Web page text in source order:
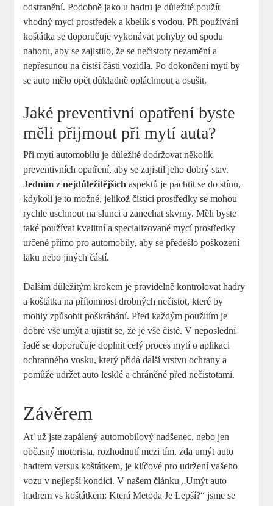
odstranění. Podobně jako u hadru je důležité použít
vhodný mycí prostředek a kbelík s vodou. Při používání
koštátka se doporučuje vykonávat pohyby od spodu
nahoru, aby se zajistilo, že se nečistoty nezamění a
nepřesunou na čistší části vozidla. Po dokončení mytí by
se auto mělo opět důkladně opláchnout a osušit.
Jaké preventivní opatření byste
měli přijmout při mytí auta?
Při mytí automobilu je důležité dodržovat několik
preventivních opatření, aby se zajistil jeho dobrý stav.
Jedním z nejdůležitějších aspektů je pachtit se do stínu,
kdykoli je to možné, jelikož čistící prostředky se mohou
rychle uschnout na slunci a zanechat skvrny. Měli byste
také používat kvalitní a specializované mycí prostředky
určené přímo pro automobily, aby se předešlo poškození
laku nebo jiných částí.
Dalším důležitým krokem je pravidelně kontrolovat hadry
a koštátka na přítomnost drobných nečistot, které by
mohly způsobit poškrábání. Před každým použitím je
dobré vše umýt a ujistit se, že je vše čisté. V neposlední
řadě se doporučuje doplnit celý proces mytí o aplikaci
ochranného vosku, který přidá další vrstvu ochrany a
pomůže udržet auto lesklé a chráněné před nečistotami.
Závěrem
Ať už jste zapálený automobilový nadšenec, nebo jen
občasný motorista, rozhodnutí mezi tím, zda umýt auto
hadrem versus koštátkem, je klíčové pro udržení vašeho
vozu v nejlepší kondici. V našem článku „Umýt auto
hadrem vs koštátkem: Která Metoda Je Lepší?“ jsme se